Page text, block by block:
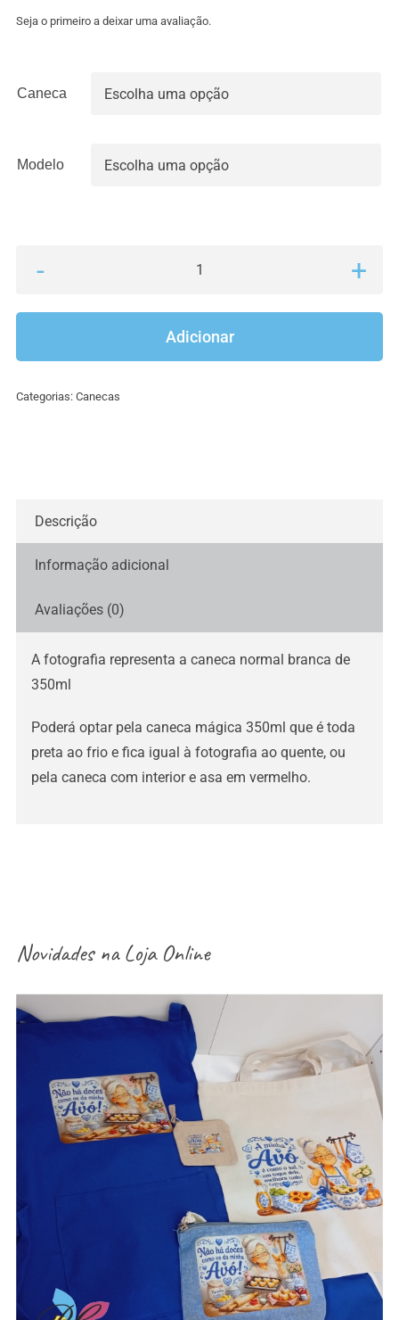
6.50€
Seja o primeiro a deixar uma avaliação.
Caneca
Modelo
Caneca
Adicionar
Categorias: Canecas
Descrição
Informação adicional
Avaliações (0)
A fotografia representa a caneca normal branca de
350ml
Poderá optar pela caneca mágica 350ml que é toda
preta ao frio e fica igual à fotografia ao quente, ou
pela caneca com interior e asa em vermelho.
Novidades naLoja Online
aventais / Sacos / necessaires / estojos /
porta-moedas dia dos avós – vários modelos